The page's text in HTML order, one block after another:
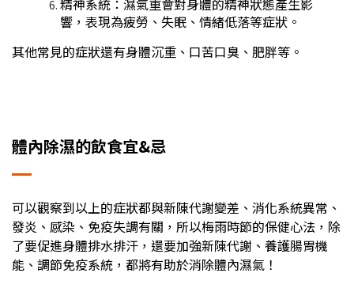
精神系統：濕氣重會對身體的精神狀態產生影
響，表現為疲勞、失眠、情緒低落等症狀。
其他常見的症狀還有身體沉重、口苦口臭、肥胖等。
體內除濕的飲食宜&忌
可以觀察到以上的症狀都與新陳代謝變差、消化系統異常、
發炎、感染、免疫失調有關，所以梅雨時節的保健心法，除
了要促進身體排水排汗，還要加強新陳代謝、養護腸胃機
能、調節免疫系統，都將有助於消除體內濕氣！